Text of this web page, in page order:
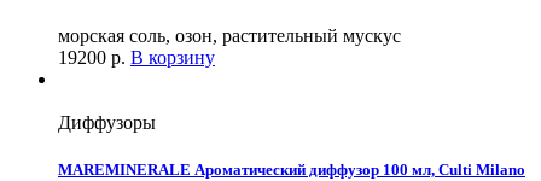
морская соль, озон, растительный мускус
19200 р. В корзину
Диффузоры
MAREMINERALE Ароматический диффузор 100 мл, Culti Milano